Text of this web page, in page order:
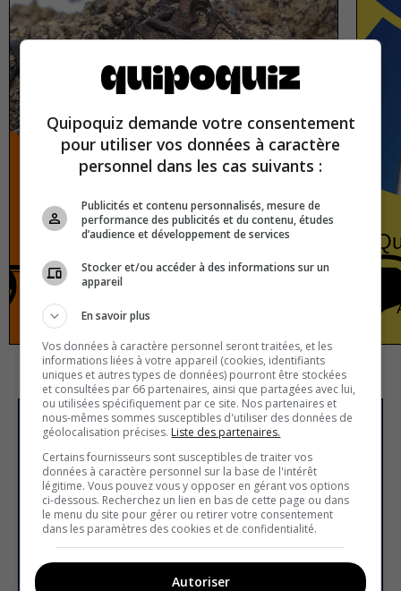
Fossils
History
Subscribe to our
newsletter
Email address
Quipoquiz demande votre consentement
pour utiliser vos données à caractère
personnel dans les cas suivants :
Publicités et contenu personnalisés, mesure de
performance des publicités et du contenu, études
d’audience et développement de services
Stocker et/ou accéder à des informations sur un
appareil
En savoir plus
Vos données à caractère personnel seront traitées, et les
informations liées à votre appareil (cookies, identifiants
uniques et autres types de données) pourront être stockées
et consultées par 66 partenaires, ainsi que partagées avec lui,
ou utilisées spécifiquement par ce site. Nos partenaires et
nous-mêmes sommes susceptibles d'utiliser des données de
géolocalisation précises. Liste des partenaires.
Certains fournisseurs sont susceptibles de traiter vos
données à caractère personnel sur la base de l'intérêt
légitime. Vous pouvez vous y opposer en gérant vos options
ci-dessous. Recherchez un lien en bas de cette page ou dans
le menu du site pour gérer ou retirer votre consentement
dans les paramètres des cookies et de confidentialité.
Autoriser